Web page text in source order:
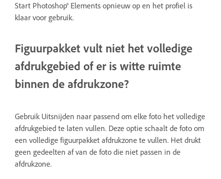
Start Photoshop® Elements opnieuw op en het profiel is
klaar voor gebruik.
Figuurpakket vult niet het volledige
afdrukgebied of er is witte ruimte
binnen de afdrukzone?
Gebruik Uitsnijden naar passend om elke foto het volledige
afdrukgebied te laten vullen. Deze optie schaalt de foto om
een volledige figuurpakket afdrukzone te vullen. Het drukt
geen gedeelten af van de foto die niet passen in de
afdrukzone.